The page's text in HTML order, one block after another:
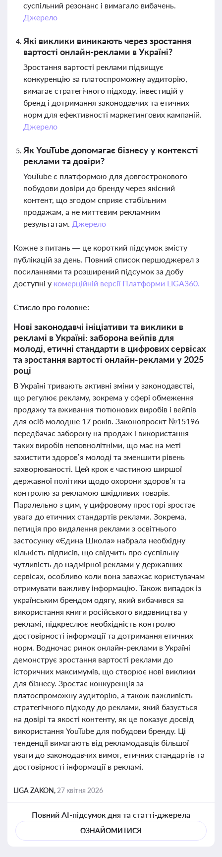
суспільний резонанс і вимагало вибачень.
Джерело
Які виклики виникають через зростання
вартості онлайн-реклами в Україні?
Зростання вартості реклами підвищує
конкуренцію за платоспроможну аудиторію,
вимагає стратегічного підходу, інвестицій у
бренд і дотримання законодавчих та етичних
норм для ефективності маркетингових кампаній.
Джерело
Як YouTube допомагає бізнесу у контексті
реклами та довіри?
YouTube є платформою для довгострокового
побудови довіри до бренду через якісний
контент, що згодом сприяє стабільним
продажам, а не миттєвим рекламним
результатам. Джерело
Кожне з питань — це короткий підсумок змісту
публікацій за день. Повний список першоджерел з
посиланнями та розширений підсумок за добу
доступні у комерційній версії Платформи LIGA360.
Стисло про головне:
Нові законодавчі ініціативи та виклики в
рекламі в Україні: заборона вейпів для
молоді, етичні стандарти в цифрових сервісах
та зростання вартості онлайн-реклами у 2025
році
В Україні тривають активні зміни у законодавстві,
що регулює рекламу, зокрема у сфері обмеження
продажу та вживання тютюнових виробів і вейпів
для осіб молодше 17 років. Законопроєкт №15196
передбачає заборону на продаж і використання
таких виробів неповнолітніми, що має на меті
захистити здоров’я молоді та зменшити рівень
захворюваності. Цей крок є частиною ширшої
державної політики щодо охорони здоров’я та
контролю за рекламою шкідливих товарів.
Паралельно з цим, у цифровому просторі зростає
увага до етичних стандартів реклами. Зокрема,
петиція про видалення реклами з освітнього
застосунку «Єдина Школа» набрала необхідну
кількість підписів, що свідчить про суспільну
чутливість до надмірної реклами у державних
сервісах, особливо коли вона заважає користувачам
отримувати важливу інформацію. Також випадок із
українським брендом одягу, який вибачився за
використання книги російського видавництва у
рекламі, підкреслює необхідність контролю
достовірності інформації та дотримання етичних
норм. Водночас ринок онлайн-реклами в Україні
демонструє зростання вартості реклами до
історичних максимумів, що створює нові виклики
для бізнесу. Зростає конкуренція за
платоспроможну аудиторію, а також важливість
стратегічного підходу до реклами, який базується
на довірі та якості контенту, як це показує досвід
використання YouTube для побудови бренду. Ці
тенденції вимагають від рекламодавців більшої
уваги до законодавчих вимог, етичних стандартів та
достовірності інформації в рекламі.
LIGA ZAKON, 27 квітня 2026
Повний AI-підсумок дня та статті-джерела
ОЗНАЙОМИТИСЯ